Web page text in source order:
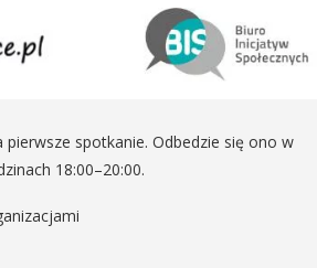
spotkanie. Odbedzie się ono w
18:00–20:00.